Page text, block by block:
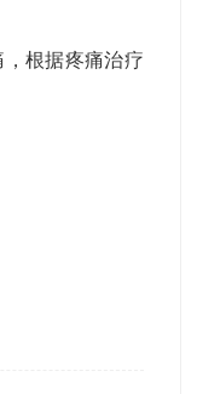
根据疼痛治疗